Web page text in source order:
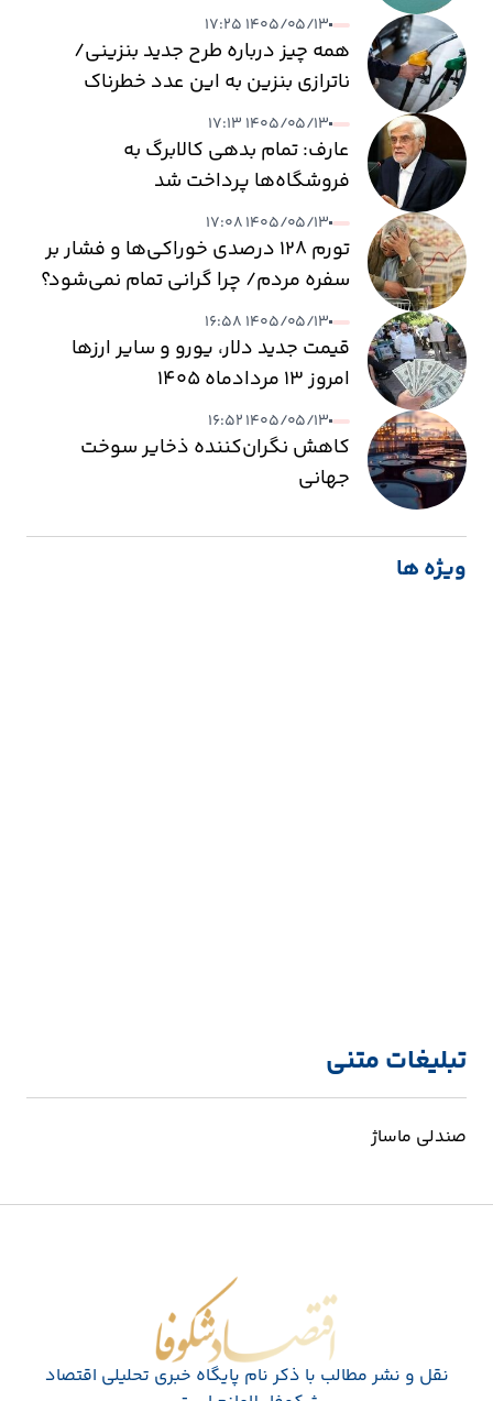
۱۴۰۵/۰۵/۱۳ ۱۷:۲۵
همه چیز درباره طرح جدید بنزینی/
ناترازی بنزین به این عدد خطرناک
می‌رسد
۱۴۰۵/۰۵/۱۳ ۱۷:۱۳
عارف: تمام بدهی کالابرگ به
فروشگاه‌ها پرداخت شد
۱۴۰۵/۰۵/۱۳ ۱۷:۰۸
تورم ۱۲۸ درصدی خوراکی‌ها و فشار بر
سفره مردم/ چرا گرانی تمام نمی‌شود؟
۱۴۰۵/۰۵/۱۳ ۱۶:۵۸
قیمت جدید دلار، یورو و سایر ارزها
امروز ۱۳ مردادماه ۱۴۰۵
۱۴۰۵/۰۵/۱۳ ۱۶:۵۲
کاهش نگران‌کننده ذخایر سوخت
جهانی
ویژه ها
تبلیغات متنی
صندلی ماساژ
اقتصاد شکوفا
نقل و نشر مطالب با ذکر نام پايگاه خبری تحليلی اقتصاد